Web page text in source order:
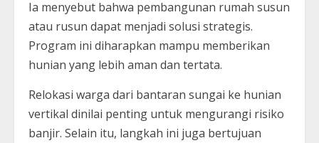
Ia menyebut bahwa pembangunan rumah susun
atau rusun dapat menjadi solusi strategis.
Program ini diharapkan mampu memberikan
hunian yang lebih aman dan tertata.
Relokasi warga dari bantaran sungai ke hunian
vertikal dinilai penting untuk mengurangi risiko
banjir. Selain itu, langkah ini juga bertujuan